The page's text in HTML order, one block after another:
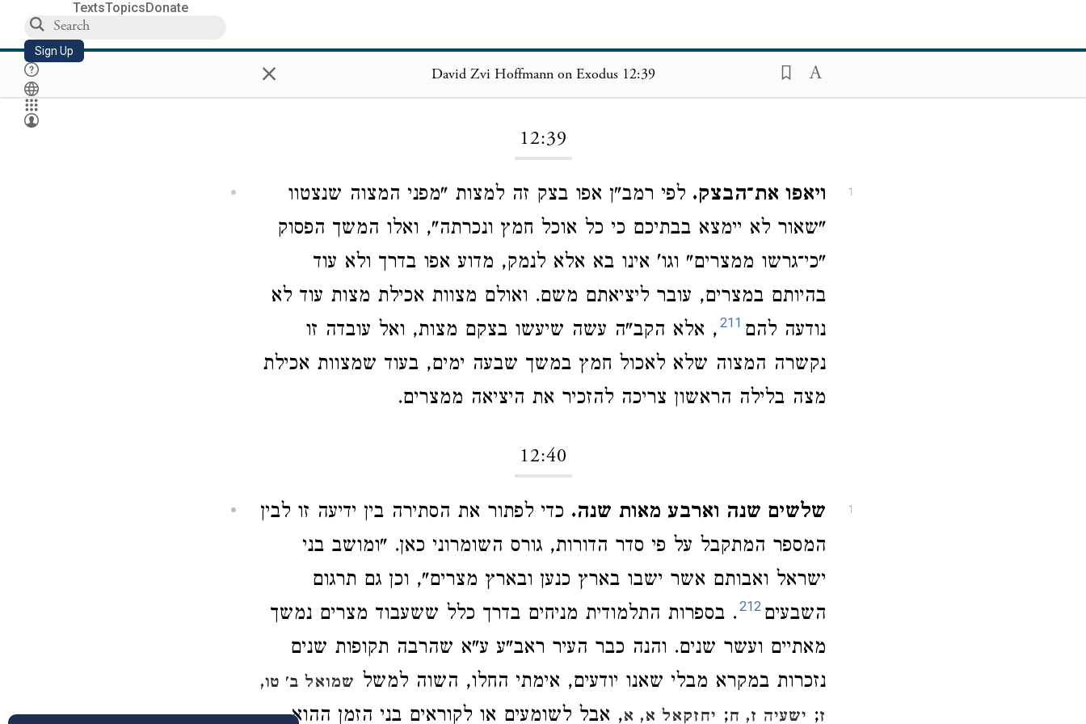
TextsTopicsDonate
Sign Up × David Zvi Hoffmann on Exodus 12:39
12:39
1 ויאפו את־הבצק. לפי רמב"ן אפו בצק זה למצות "מפני המצוה שנצטוו
"שאור לא יימצא בבתיכם כי כל אוכל חמץ ונכרתה", ואלו המשך הפסוק
"כי־גרשו ממצרים" וגו' אינו בא אלא לנמק, מדוע אפו בדרך ולא עוד
בהיותם במצרים, עובר ליציאתם משם. ואולם מצוות אכילת מצות עוד לא
נודעה להם 211, אלא הקב"ה עשה שיעשו בצקם מצות, ואל עובדה זו
נקשרה המצוה שלא לאכול חמץ במשך שבעה ימים, בעוד שמצוות אכילת
מצה בלילה הראשון צריכה להזכיר את היציאה ממצרים.
12:40
1 שלשים שנה וארבע מאות שנה. כדי לפתור את הסתירה בין ידיעה זו לבין
המספר המתקבל על פי סדר הדורות, גורס השומרוני כאן. "ומושב בני
ישראל ואבותם אשר ישבו בארץ כנען ובארץ מצרים", וכן גם תרגום
השבעים 212. בספרות התלמודית מניחים בדרך כלל ששעבוד מצרים נמשך
מאתיים ועשר שנים. והנה כבר העיר ראב"ע ע"א שהרבה תקופות שנים
נזכרות במקרא מבלי שאנו יודעים, אימתי החלו, השוה למשל שמואל ב' טו,
ז; ישעיה ז, ח; יחזקאל א, א, אבל לשומעים או לקוראים בני הזמן ההוא